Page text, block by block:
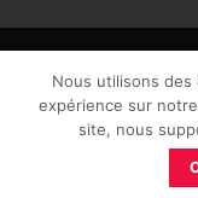
CGU| Vie privée|
Nous utilisons des
expérience sur
site, nous